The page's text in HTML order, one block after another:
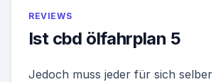
REVIEWS
Ist cbd ölfahrplan 5
Jedoch muss jeder für sich selber